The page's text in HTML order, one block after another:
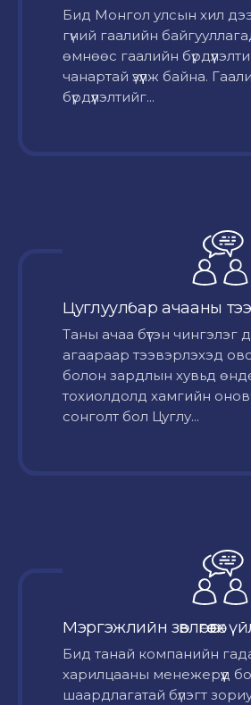
Бид Монгол улсын хил
гүний гаалийн
өмнөөс гаалийн
чанартай үзүүлж байна.
бүрдүүлэлтийг...
Цуглуулбар ачааны
Таны ачаа бүтэн чингэлэг
агаараар тээвэрлэхэд
болон зардлын хувьд
тохиолдолд хамгийн
сонголт бол Цуглу...
Мэргэжлийн зөвлөгөө өгөх
Бид танай компанийн
харилцааны менежерүүд
шаардлагатай бүлэгт